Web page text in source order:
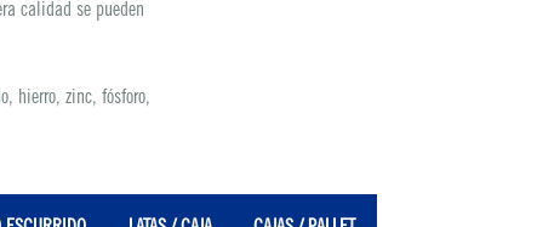
calidad se pueden
hierro, zinc, fósforo,